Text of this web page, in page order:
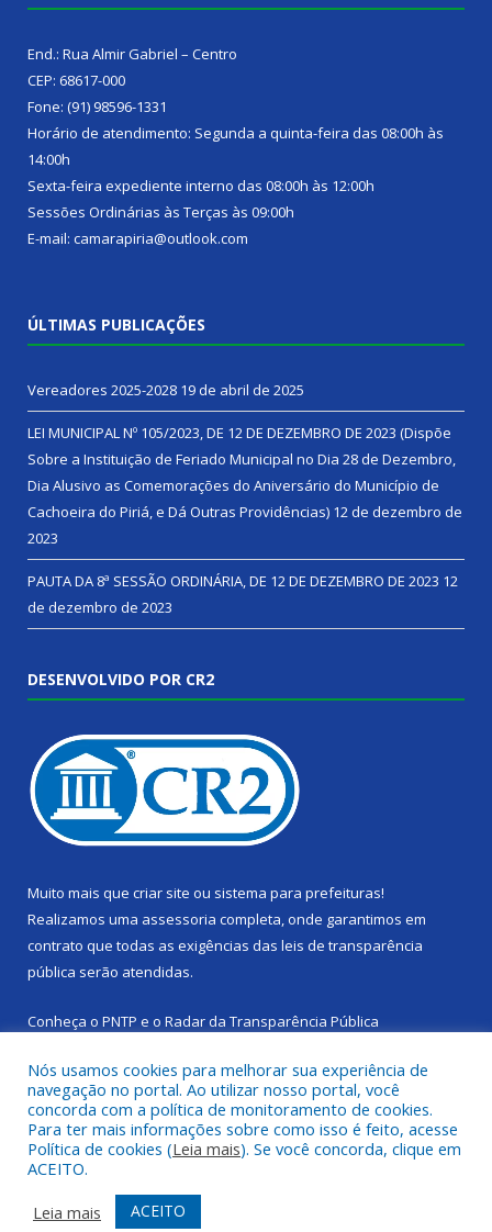
End.: Rua Almir Gabriel – Centro
CEP: 68617-000
Fone: (91) 98596-1331
Horário de atendimento: Segunda a quinta-feira das 08:00h às
14:00h
Sexta-feira expediente interno das 08:00h às 12:00h
Sessões Ordinárias às Terças às 09:00h
E-mail: camarapiria@outlook.com
ÚLTIMAS PUBLICAÇÕES
Vereadores 2025-2028 19 de abril de 2025
LEI MUNICIPAL Nº 105/2023, DE 12 DE DEZEMBRO DE 2023 (Dispõe
Sobre a Instituição de Feriado Municipal no Dia 28 de Dezembro,
Dia Alusivo as Comemorações do Aniversário do Município de
Cachoeira do Piriá, e Dá Outras Providências) 12 de dezembro de
2023
PAUTA DA 8ª SESSÃO ORDINÁRIA, DE 12 DE DEZEMBRO DE 2023 12
de dezembro de 2023
DESENVOLVIDO POR CR2
Muito mais que criar site ou sistema para prefeituras!
Realizamos uma assessoria completa, onde garantimos em
contrato que todas as exigências das leis de transparência
pública serão atendidas.
Conheça o PNTP e o Radar da Transparência Pública
Todos os direitos reservados a Câmara Municipal de Cachoeira
do Piriá.
Mapa do Site
Acessar Área Administrativa
Nós usamos cookies para melhorar sua experiência de
navegação no portal. Ao utilizar nosso portal, você
concorda com a política de monitoramento de cookies.
Para ter mais informações sobre como isso é feito, acesse
Política de cookies (Leia mais). Se você concorda, clique em
ACEITO.
Leia mais
ACEITO